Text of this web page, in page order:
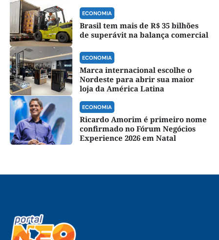
ECONOMIA
Brasil tem mais de R$ 35 bilhões
de superávit na balança comercial
ECONOMIA
Marca internacional escolhe o
Nordeste para abrir sua maior
loja da América Latina
ECONOMIA
Ricardo Amorim é primeiro nome
confirmado no Fórum Negócios
Experience 2026 em Natal